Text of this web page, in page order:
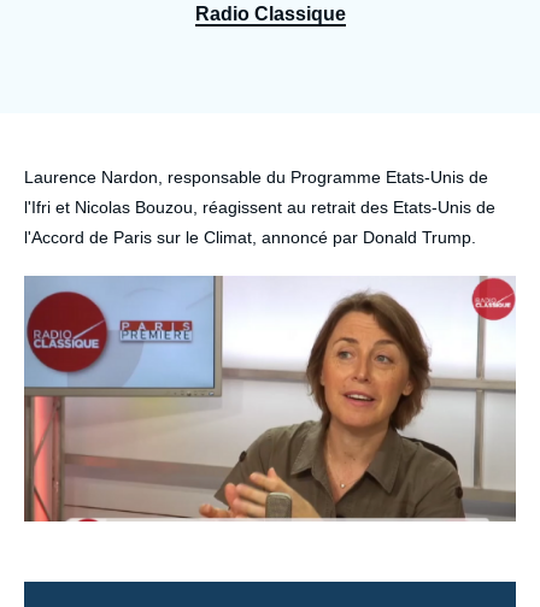
Radio Classique
Accroche
Laurence Nardon, responsable du Programme Etats-Unis de
l'Ifri et Nicolas Bouzou, réagissent au retrait des Etats-Unis de
l'Accord de Paris sur le Climat, annoncé par Donald Trump.
principale
médiatique